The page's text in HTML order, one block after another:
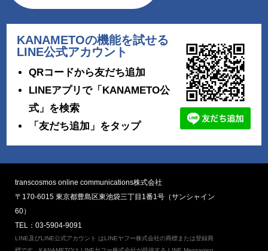
KANAMETOの機能を試せる
LINE公式アカウント
QRコードから友だち追加
LINEアプリで「KANAMETO公
式」を検索
「友だち追加」をタップ
transcosmos online communications株式会社
〒170-6015 東京都豊島区東池袋三丁目1番1号（サンシャイン
60）
TEL：03-5904-9091
LINE及びLINE公式アカウント はLINEヤフー株式会社の商標または登録商